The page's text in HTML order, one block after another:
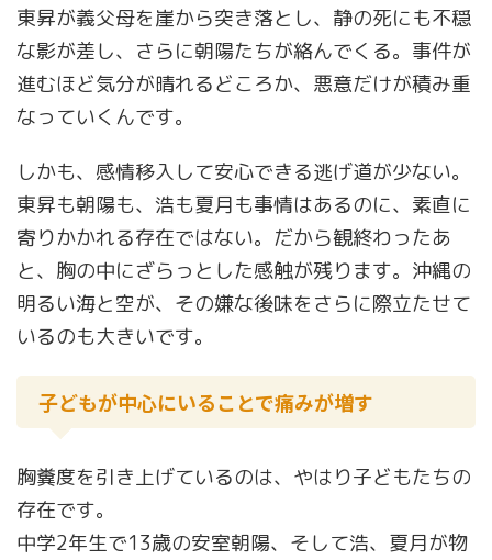
東昇が義父母を崖から突き落とし、静の死にも不穏
な影が差し、さらに朝陽たちが絡んでくる。事件が
進むほど気分が晴れるどころか、悪意だけが積み重
なっていくんです。
しかも、感情移入して安心できる逃げ道が少ない。
東昇も朝陽も、浩も夏月も事情はあるのに、素直に
寄りかかれる存在ではない。だから観終わったあ
と、胸の中にざらっとした感触が残ります。沖縄の
明るい海と空が、その嫌な後味をさらに際立たせて
いるのも大きいです。
子どもが中心にいることで痛みが増す
胸糞度を引き上げているのは、やはり子どもたちの
存在です。
中学2年生で13歳の安室朝陽、そして浩、夏月が物